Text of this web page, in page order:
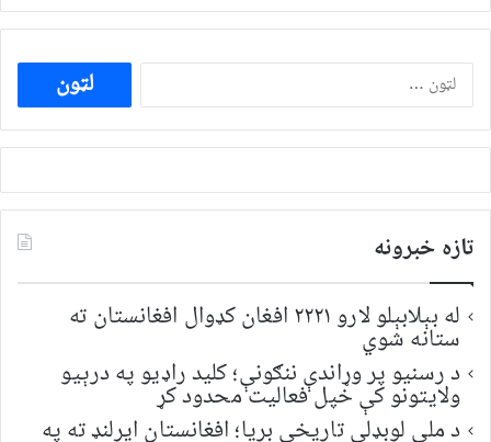
ددی
لپاره
لټون:
تازه خبرونه
له بېلابېلو لارو ۲۲۲۱ افغان کډوال افغانستان ته
ستانه شوي
د رسنیو پر وړاندې ننګونې؛ کلید راډیو په درېیو
ولایتونو کې خپل فعالیت محدود کړ
د ملي لوبډلې تاریخي بریا؛ افغانستان ایرلنډ ته په